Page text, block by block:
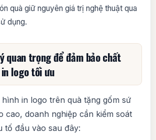
quà giữ nguyên giá trị nghệ thuật qua
dụng.
quan trọng để đảm bảo chất
logo tối ưu
in logo trên quà tặng gốm sứ
cao, doanh nghiệp cần kiểm soát
tố đầu vào sau đây: